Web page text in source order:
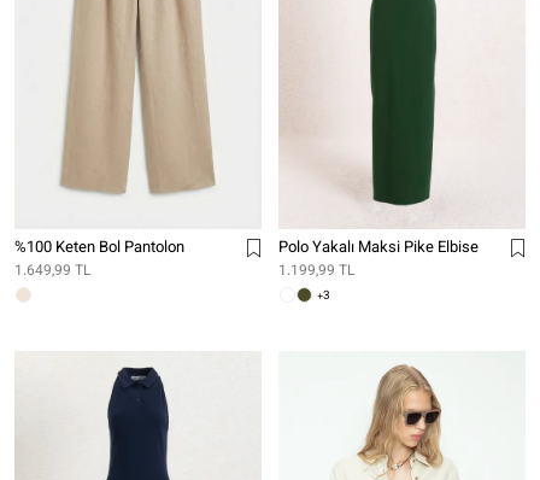
%100 Keten Bol Pantolon
1.649,99 TL
Polo Yakalı Maksi Pike Elbise
1.199,99 TL
+3